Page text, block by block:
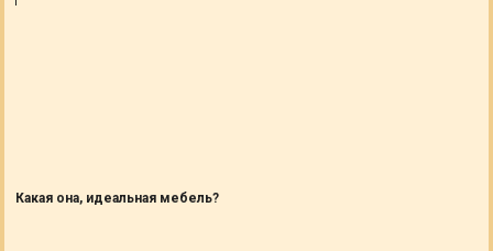
Какая она, идеальная мебель?